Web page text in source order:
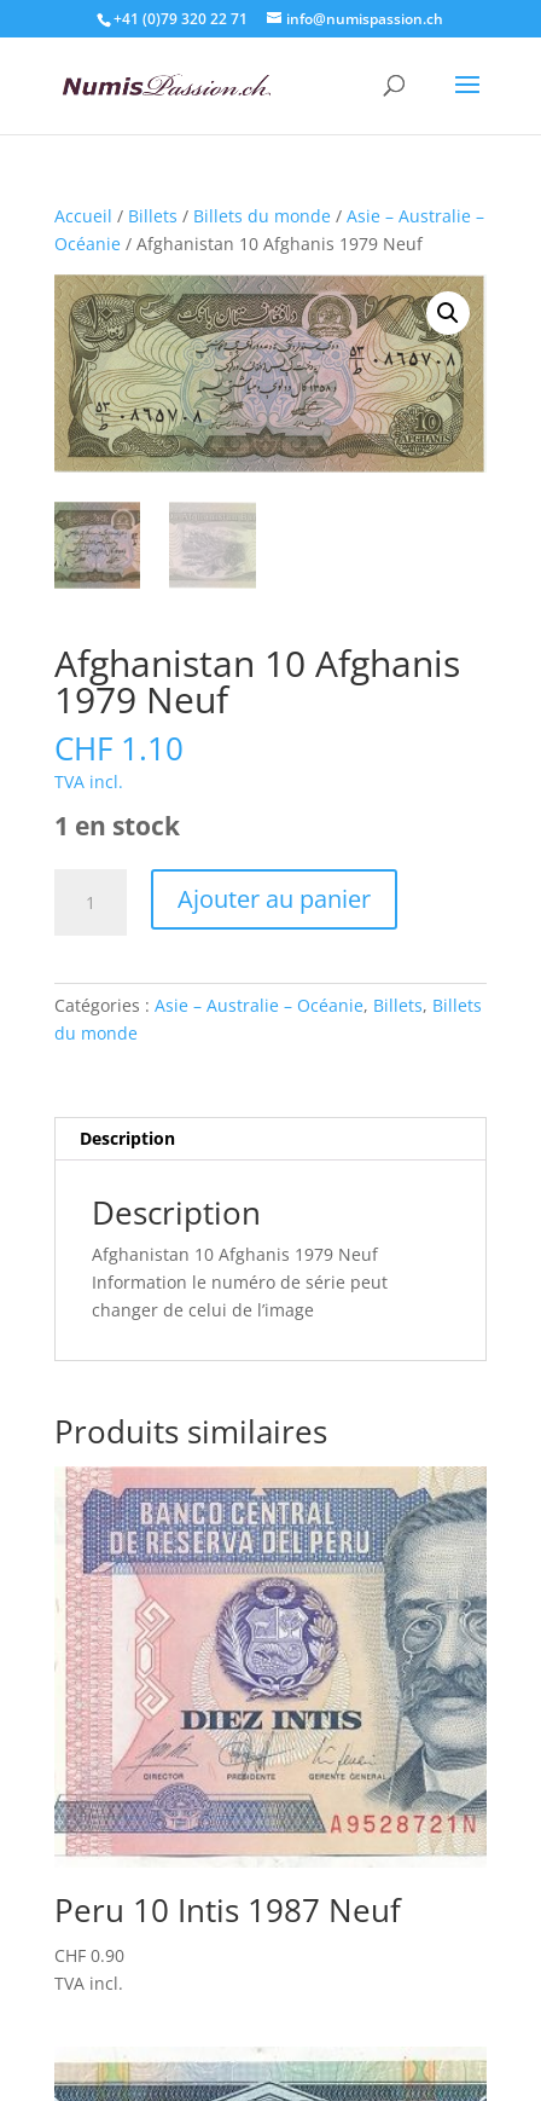
+41 (0)79 320 22 71 info@numispassion.ch
Accueil / Billets / Billets du monde/ Asie – Australie –
Océanie/ Afghanistan 10 Afghanis 1979 Neuf
Afghanistan 10 Afghanis
1979 Neuf
CHF1.10
TVA incl.
1 en stock
Ajouter au panier
Catégories : Asie – Australie – Océanie, Billets, Billets
du monde
Description
Description
Afghanistan 10 Afghanis 1979 Neuf
Information le numéro de série peut
changer de celui de l’image
Produits similaires
Peru 10 Intis 1987 Neuf
CHF0.90
TVA incl.